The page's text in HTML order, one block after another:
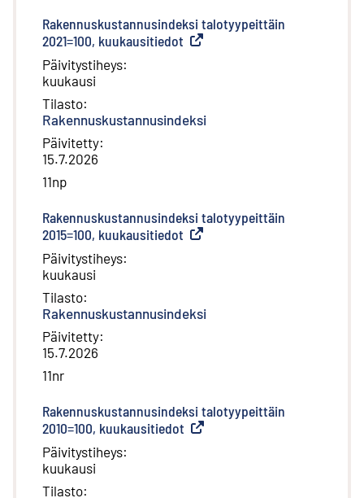
Rakennuskustannusindeksi talotyypeittäin
2021=100, kuukausitiedot Ulkoinen linkki
Päivitystiheys:
kuukausi
Tilasto:
Rakennuskustannusindeksi
Päivitetty:
15.7.2026
11np
Rakennuskustannusindeksi talotyypeittäin
2015=100, kuukausitiedot Ulkoinen linkki
Päivitystiheys:
kuukausi
Tilasto:
Rakennuskustannusindeksi
Päivitetty:
15.7.2026
11nr
Rakennuskustannusindeksi talotyypeittäin
2010=100, kuukausitiedot Ulkoinen linkki
Päivitystiheys:
kuukausi
Tilasto: